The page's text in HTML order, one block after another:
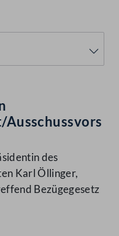
des
Karl Öllinger,
Bezügegesetz